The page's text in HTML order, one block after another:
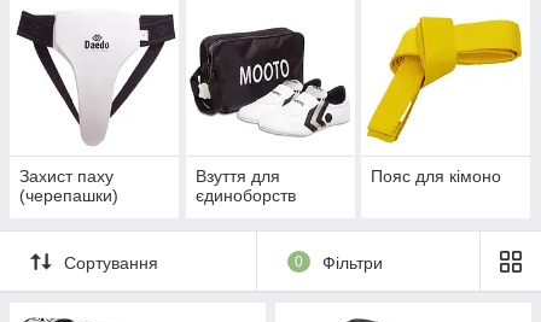
Захист паху
(черепашки)
Взуття для
єдиноборств
Пояс для кімоно
Сортування 0 Фільтри